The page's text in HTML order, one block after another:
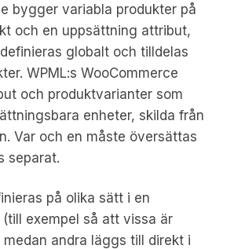
bygger variabla produkter på
och en uppsättning attribut,
globalt och tilldelas
WPML:s WooCommerce
och produktvarianter som
enheter, skilda från
Var och en måste översättas
separat.
på olika sätt i en
exempel så att vissa är
andra läggs till direkt i